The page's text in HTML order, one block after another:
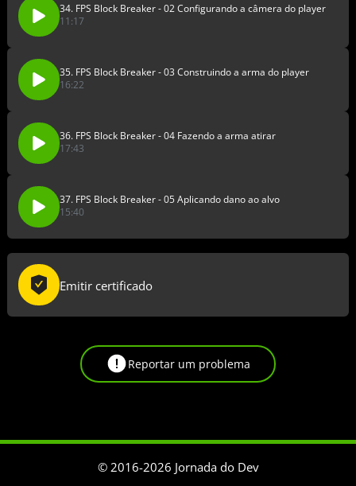
34. FPS Block Breaker - 02 Configurando a câmera do player
11:17
35. FPS Block Breaker - 03 Construindo a arma do player
16:22
36. FPS Block Breaker - 04 Fazendo a arma atirar
17:43
37. FPS Block Breaker - 05 Aplicando dano ao alvo
15:40
Emitir certificado
Reportar um problema
© 2016-2026 Jornada do Dev